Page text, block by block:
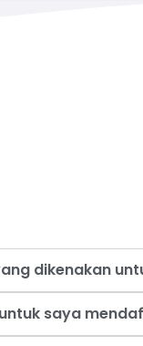
dikenakan
saya